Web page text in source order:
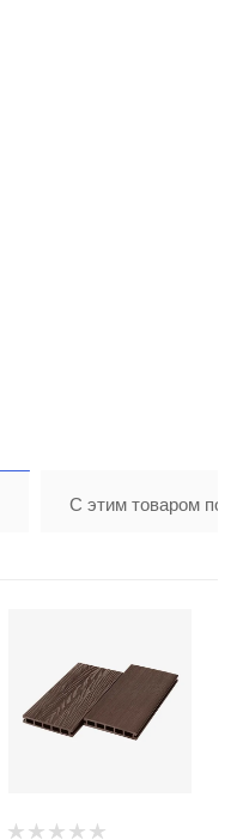
С этим товаром